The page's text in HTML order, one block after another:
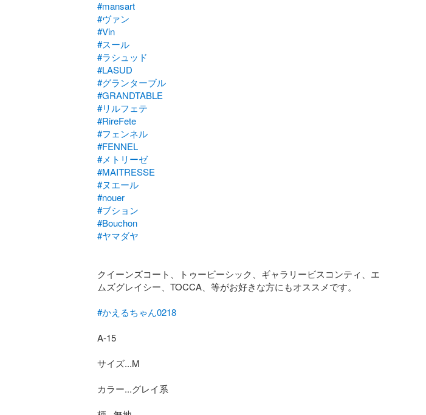
#mansart
#ヴァン
#Vin
#スール
#ラシュッド
#LASUD
#グランターブル
#GRANDTABLE
#リルフェテ
#RireFete
#フェンネル
#FENNEL
#メトリーゼ
#MAITRESSE
#ヌエール
#nouer
#ブション
#Bouchon
#ヤマダヤ
クイーンズコート、トゥービーシック、ギャラリービスコンティ、エ
ムズグレイシー、TOCCA、等がお好きな方にもオススメです。
#かえるちゃん0218
A-15
サイズ...M
カラー...グレイ系